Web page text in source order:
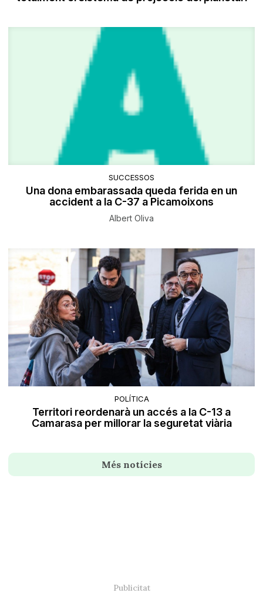
SUCCESSOS
Una dona embarassada queda ferida en un
accident a la C-37 a Picamoixons
Albert Oliva
POLÍTICA
Territori reordenarà un accés a la C-13 a
Camarasa per millorar la seguretat viària
Més notícies